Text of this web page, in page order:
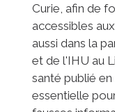
Curie, afin de
accessibles
aussi dans la
et de l'IHU au
santé publié
essentielle